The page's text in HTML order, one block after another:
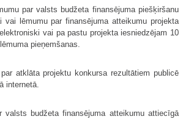
par valsts budžeta finansējuma piešķiršanu
vai lēmumu par finansējuma atteikumu projekta
vai pa pastu projekta iesniedzējam 10
pieņemšanas.
atklāta projektu konkursa rezultātiem publicē
internetā.
valsts budžeta finansējuma atteikumu attiecīgā